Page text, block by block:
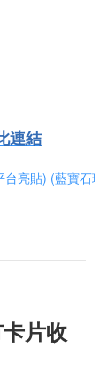
連結
片收